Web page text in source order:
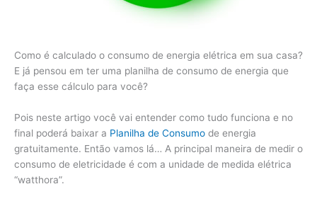
Como é calculado o consumo de energia elétrica em sua casa?
E já pensou em ter uma planilha de consumo de energia que
faça esse cálculo para você?
Pois neste artigo você vai entender como tudo funciona e no
final poderá baixar a Planilha de Consumo de energia
gratuitamente. Então vamos lá… A principal maneira de medir o
consumo de eletricidade é com a unidade de medida elétrica
“watthora”.